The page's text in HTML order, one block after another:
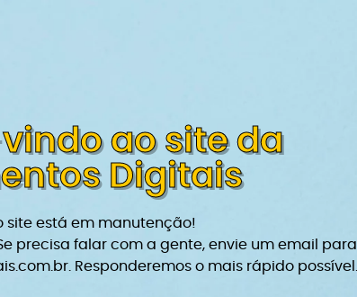
ao site da
Digitais
site está em manutenção!
precisa falar com a gente, envie um email para
Responderemos o mais rápido possível.